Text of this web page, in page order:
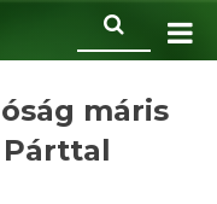
máris
Párttal